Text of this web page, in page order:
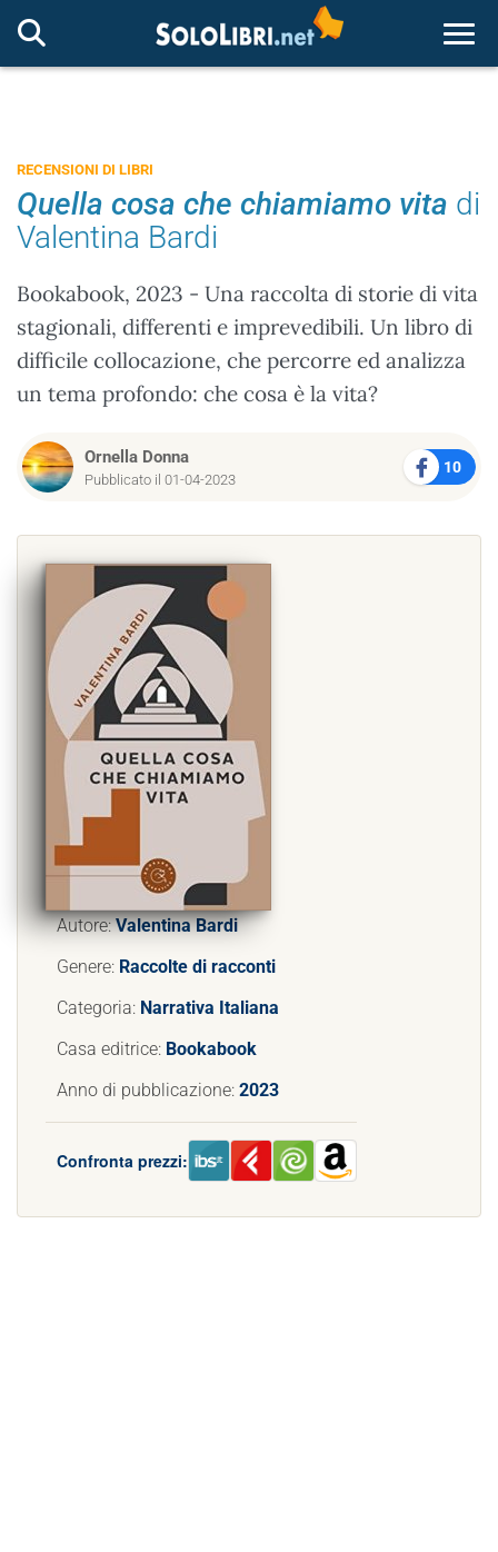
RECENSIONI DI LIBRI
Quella cosa che chiamiamo vita di
Valentina Bardi
Bookabook, 2023 - Una raccolta di storie di vita
stagionali, differenti e imprevedibili. Un libro di
difficile collocazione, che percorre ed analizza
un tema profondo: che cosa è la vita?
Ornella Donna
Pubblicato il 01-04-2023
10
Autore:Valentina Bardi
Genere: Raccolte di racconti
Categoria: Narrativa Italiana
Casa editrice: Bookabook
Anno di pubblicazione: 2023
Confronta prezzi: